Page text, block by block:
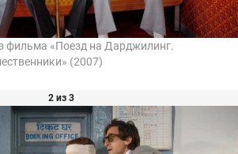
фильма «Поезд на Дарджилинг.
(2007)
2 из 3